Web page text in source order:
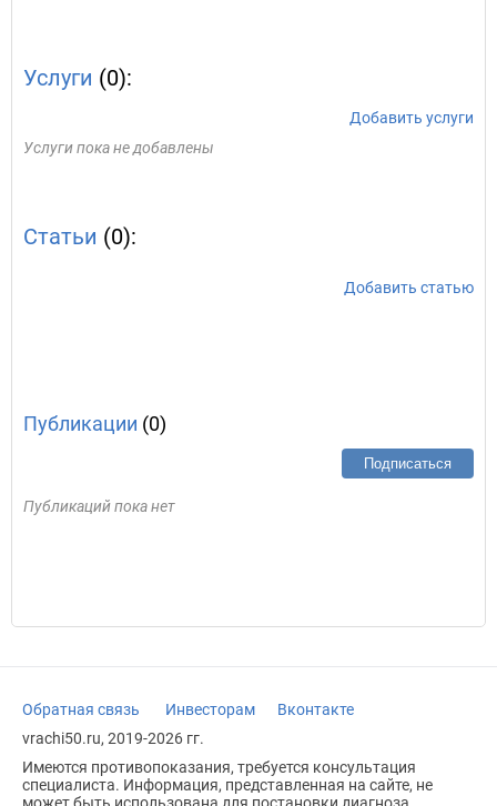
Услуги (0):
Добавить услуги
Услуги пока не добавлены
Статьи (0):
Добавить статью
Публикации (0)
Подписаться
Публикаций пока нет
Обратная связь Инвесторам
Вконтакте
vrachi50.ru, 2019-2026 гг.
Имеются противопоказания, требуется консультация
специалиста. Информация, представленная на сайте, не